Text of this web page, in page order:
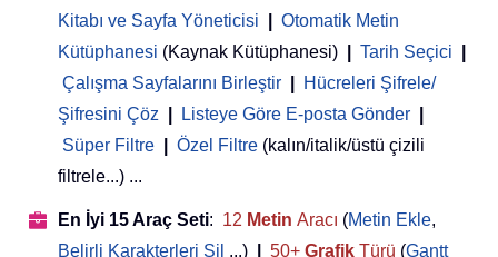
Kitabı ve Sayfa Yöneticisi
Otomatik Metin
Kütüphanesi (Kaynak Kütüphanesi) Tarih Seçici
Çalışma Sayfalarını Birleştir
Hücreleri Şifrele/
Şifresini Çöz
Listeye Göre E-posta Gönder
Süper Filtre
Özel Filtre (kalın/italik/üstü çizili
filtrele...) ...
En İyi 15 Araç Seti: 12 Metin Aracı (Metin Ekle,
Belirli Karakterleri Sil ...) 50+ Grafik Türü (Gantt